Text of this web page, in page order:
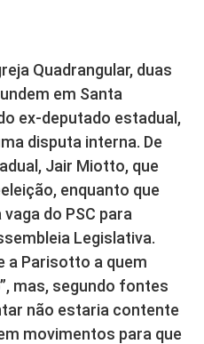
Quadrangular, duas
em Santa
ex-deputado estadual,
disputa interna. De
Jair Miotto, que
enquanto que
do PSC para
Legislativa.
a Parisotto a quem
mas, segundo fontes
não estaria contente
movimentos para que